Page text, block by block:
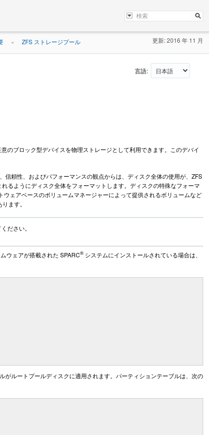
» ZFS ストレージプール 更新: 2016 年 11 月
言語:
のブロック型デバイスを物理ストレージとして利用できます。このデバイ
信頼性、およびパフォーマンスの観点からは、ディスク全体の使用が、ZFS
るようにディスク全体をフォーマットします。ディスクの特殊なフォーマ
ェアベースのボリュームマネージャーによって提供されるボリュームなど
ます。
ださい。
ウェアが搭載された SPARC®システムにインストールされている場合は、
ルートプールディスクに適用されます。パーティションテーブルは、次の